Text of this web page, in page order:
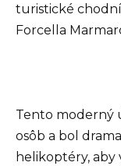
turistické
Forcella
Tento moderný
osôb a bol
helikoptéry,